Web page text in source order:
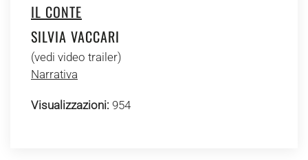
IL CONTE
SILVIA VACCARI
(vedi video trailer)
Narrativa
Visualizzazioni: 954